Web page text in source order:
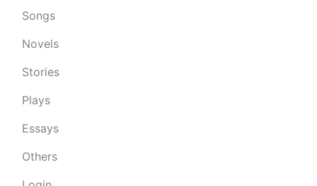
Songs
Novels
Stories
Plays
Essays
Others